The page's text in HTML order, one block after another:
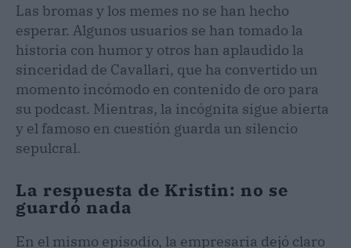
Las bromas y los memes no se han hecho
esperar. Algunos usuarios se han tomado la
historia con humor y otros han aplaudido la
sinceridad de Cavallari, que ha convertido un
momento incómodo en contenido de oro para
su podcast. Mientras, la incógnita sigue abierta
y el famoso en cuestión guarda un silencio
sepulcral.
La respuesta de Kristin: no se
guardó nada
En el mismo episodio, la empresaria dejó claro